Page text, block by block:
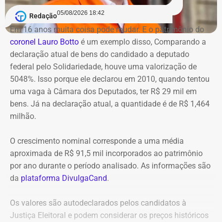
acesso.
Na avaliação dos auditores, o conjunto das evidências
aponta indícios relevantes de irregularidades na execução
e fiscalização contratual, além de fragilidades na
confiabilidade das informações produzidas. O relatório
foi encaminhado ao Ministério Público, ao Tribunal de
Contas e ao Conselho Administrativo de Defesa
Econômica (Cade).
Nova gestão amplia pente-fino no
instituto
As novas suspeitas surgem menos de um mês após o
Ministério Público que investigou um suposto esquema
acordo com o Centro de Operações, não houve alterações
na circulação de ônibus pela região. Ainda segundo o
COR, uma faixa de rolamento da pista está ocupada para
que os bombeiros possam atuar no combate às chamas.
Equipes do quartel do Grajaú do Corpo de Bombeiros
seguem no local trabalhando para controlar o incêndio.
Até o momento, não há informação sobre feridos.
Também não se sabe o que causou o fogo na área.
Redação05/08/2026 18:42
Em 16 anos muita coisa pode mudar. E o patrimônio do
coronel Lauro Botto é um exemplo disso, Comparando a
declaração atual de bens do candidado a deputado
federal pelo Solidariedade, houve uma valorização de
5048%. Isso porque ele declarou em 2010, quando tentou
uma vaga à Câmara dos Deputados, ter R$ 29 mil em
bens. Já na declaração atual, a quantidade é de R$ 1,464
milhão.
O crescimento nominal corresponde a uma média
aproximada de R$ 91,5 mil incorporados ao patrimônio
por ano durante o período analisado. As informações são
da plataforma DivulgaCand.
Os valores são autodeclarados pelos candidatos à
Justiça Eleitoral e podem considerar os preços históricos